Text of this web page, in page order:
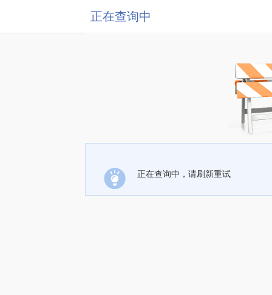
正在查询中
正在查询中，请刷新重试